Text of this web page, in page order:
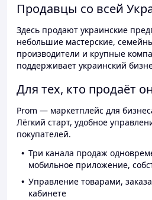
Продавцы со всей
Здесь продают украинские
небольшие мастерские,
производители и крупные
поддерживает украинский
Для тех, кто продаёт
Prom — маркетплейс для
Лёгкий старт, удобное
покупателей.
Три канала продаж
мобильное приложение,
Управление товарами,
кабинете